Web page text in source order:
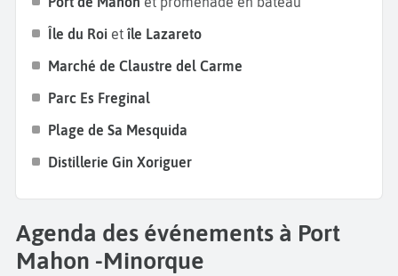
Distillerie Gin Xoriguer, située sur le port. Vous aurez
la chance de participer à une dégustation gratuite
du gin local. En effet, le gin est la boisson alcoolisée
authentique, goûtez le cocktail local, la Pomada, à
base de gin Xoriguer et de limonade.
Île du Roi et île Lazareto
Marché de Claustre del Carme
Parc Es Freginal
Plage de Sa Mesquida
Distillerie Gin Xoriguer
Agenda des événements à Port
Mahon -Minorque